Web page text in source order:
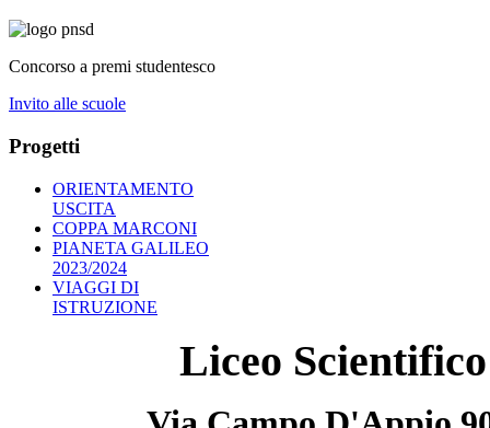
Concorso a premi studentesco
Invito alle scuole
Progetti
ORIENTAMENTO
USCITA
COPPA MARCONI
PIANETA GALILEO
2023/2024
VIAGGI DI
ISTRUZIONE
Liceo